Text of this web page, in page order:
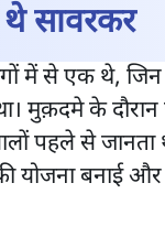
सावरकर
में से एक थे, जिन
मुक़दमे के
पहले से जानता
योजना बनाई